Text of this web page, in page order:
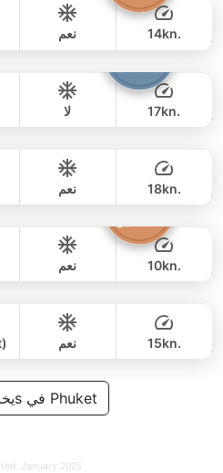
105,900 THB
117,000 THB
78,900 THB
نعم 14kn.
70,600 THB
لا 17kn.
141,000 THB
111,800 THB
نعم 18kn.
61,200 THB
نعم 10kn.
نعم 15kn.
يخت بمحركs في Phuket
January 2025